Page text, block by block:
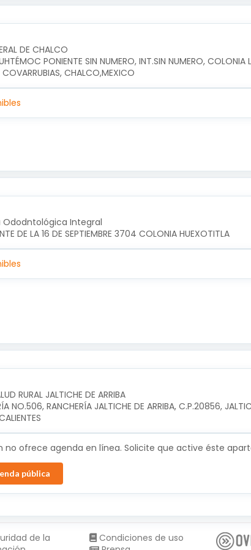
DE CHALCO
PONIENTE SIN NUMERO, INT.SIN NUMERO,
CHALCO,MEXICO
Ododntológica Integral
DE LA 16 DE SEPTIEMBRE 3704 COLONIA HUEXOTITLA
RURAL JALTICHE DE ARRIBA
NO.506, RANCHERÍA JALTICHE DE ARRIBA, C.P.20856,
no ofrece agenda en línea. Solicite que active éste
pública
de la
Condiciones de uso